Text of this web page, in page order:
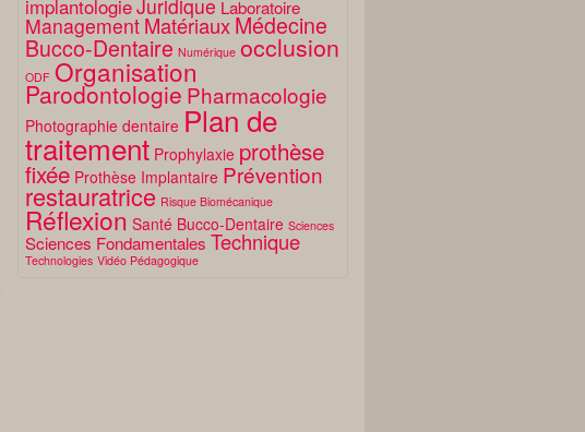
implantologieJuridique Laboratoire
Management Matériaux Médecine
Bucco-Dentaire Numérique occlusion
ODF Organisation
Parodontologie Pharmacologie
Photographie dentaire Plan de
traitement Prophylaxie prothèse
fixée Prothèse Implantaire Prévention
restauratrice Risque Biomécanique
Réflexion Santé Bucco-Dentaire Sciences
Sciences Fondamentales Technique
Technologies Vidéo Pédagogique